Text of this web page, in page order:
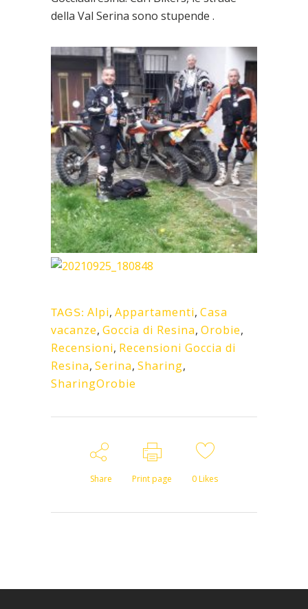
della Val Serina sono stupende .
TAGS: Alpi, Appartamenti, Casa
vacanze, Goccia di Resina, Orobie,
Recensioni, Recensioni Goccia di
Resina, Serina, Sharing,
SharingOrobie
Share Print page 0Likes